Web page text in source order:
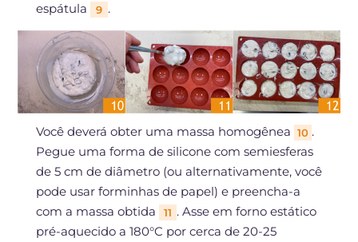
espátula
9 .
Você deverá obter uma massa homogênea 10 .
Pegue uma forma de silicone com semiesferas
de 5 cm de diâmetro (ou alternativamente, você
pode usar forminhas de papel) e preencha-a
com a massa obtida
11 . Asse em forno estático
pré-aquecido a 180°C por cerca de 20-25